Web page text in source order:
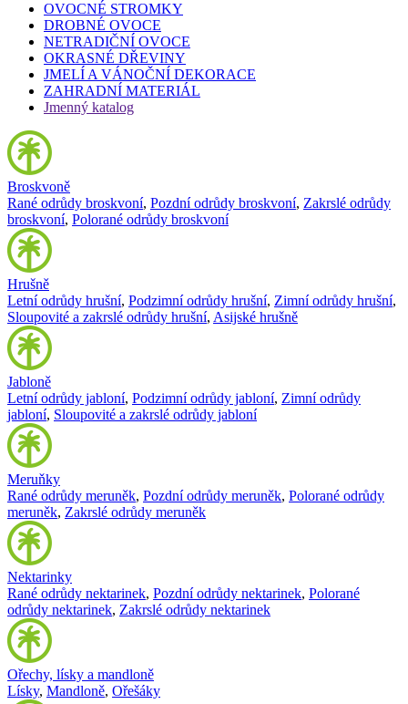
OVOCNÉ STROMKY
DROBNÉ OVOCE
NETRADIČNÍ OVOCE
OKRASNÉ DŘEVINY
JMELÍ A VÁNOČNÍ DEKORACE
ZAHRADNÍ MATERIÁL
Jmenný katalog
Broskvoně
Rané odrůdy broskvoní, Pozdní odrůdy broskvoní, Zakrslé odrůdy
broskvoní, Polorané odrůdy broskvoní
Hrušně
Letní odrůdy hrušní, Podzimní odrůdy hrušní, Zimní odrůdy hrušní,
Sloupovité a zakrslé odrůdy hrušní, Asijské hrušně
Jabloně
Letní odrůdy jabloní, Podzimní odrůdy jabloní, Zimní odrůdy
jabloní, Sloupovité a zakrslé odrůdy jabloní
Meruňky
Rané odrůdy meruněk, Pozdní odrůdy meruněk, Polorané odrůdy
meruněk, Zakrslé odrůdy meruněk
Nektarinky
Rané odrůdy nektarinek, Pozdní odrůdy nektarinek, Polorané
odrůdy nektarinek, Zakrslé odrůdy nektarinek
Ořechy, lísky a mandloně
Lísky, Mandloně, Ořešáky